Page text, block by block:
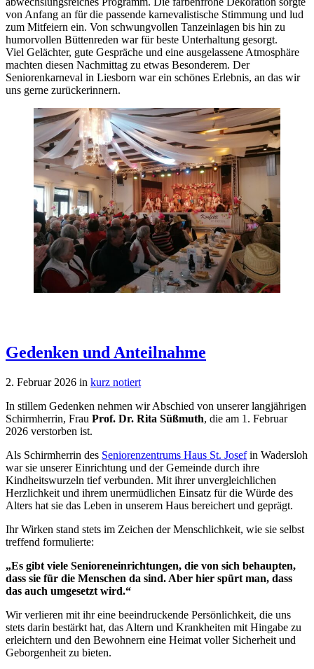
von Anfang an für die passende karnevalistische Stimmung und lud
zum Mitfeiern ein. Von schwungvollen Tanzeinlagen bis hin zu
humorvollen Büttenreden war für beste Unterhaltung gesorgt.
Viel Gelächter, gute Gespräche und eine ausgelassene Atmosphäre
machten diesen Nachmittag zu etwas Besonderem. Der
Seniorenkarneval in Liesborn war ein schönes Erlebnis, an das wir
uns gerne zurückerinnern.
Gedenken und Anteilnahme
2. Februar 2026 in kurz notiert
In stillem Gedenken nehmen wir Abschied von unserer langjährigen
Schirmherrin, Frau Prof. Dr. Rita Süßmuth, die am 1. Februar
2026 verstorben ist.
Als Schirmherrin des Seniorenzentrums Haus St. Josefin Wadersloh
war sie unserer Einrichtung und der Gemeinde durch ihre
Kindheitswurzeln tief verbunden. Mit ihrer unvergleichlichen
Herzlichkeit und ihrem unermüdlichen Einsatz für die Würde des
Alters hat sie das Leben in unserem Haus bereichert und geprägt.
Ihr Wirken stand stets im Zeichen der Menschlichkeit, wie sie selbst
treffend formulierte:
„Es gibt viele Senioreneinrichtungen, die von sich behaupten,
dass sie für die Menschen da sind. Aber hier spürt man, dass
das auch umgesetzt wird.“
Wir verlieren mit ihr eine beeindruckende Persönlichkeit, die uns
stets darin bestärkt hat, das Altern und Krankheiten mit Hingabe zu
erleichtern und den Bewohnern eine Heimat voller Sicherheit und
Geborgenheit zu bieten.